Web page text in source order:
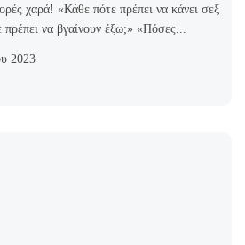
χαρά! «Κάθε πότε πρέπει να κάνει σεξ
να βγαίνουν έξω;» «Πόσες...
2023